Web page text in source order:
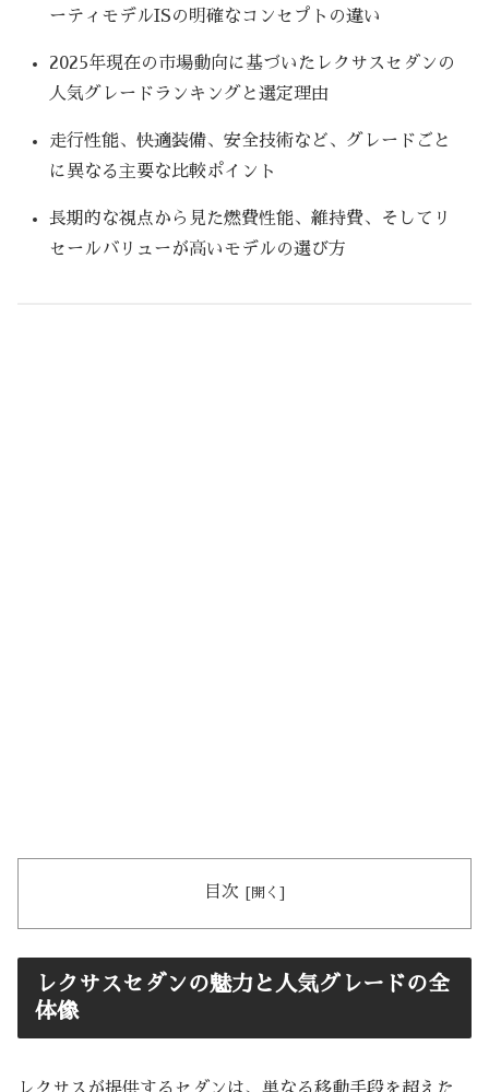
ーティモデルISの明確なコンセプトの違い
2025年現在の市場動向に基づいたレクサスセダンの
人気グレードランキングと選定理由
走行性能、快適装備、安全技術など、グレードごと
に異なる主要な比較ポイント
長期的な視点から見た燃費性能、維持費、そしてリ
セールバリューが高いモデルの選び方
目次
レクサスセダンの魅力と人気グレードの全
体像